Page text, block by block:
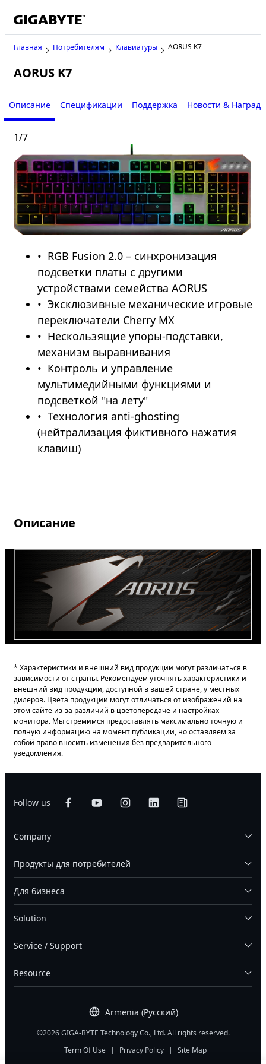
Главная Потребителям Клавиатуры AORUS K7
AORUS K7
Описание Спецификации Поддержка Новости &
1/7
RGB Fusion 2.0 – синхронизация
подсветки платы с другими
устройствами семейства AORUS
Эксклюзивные механические игровые
переключатели Cherry MX
Нескользящие упоры-подставки,
механизм выравнивания
Контроль и управление
мультимедийными функциями и
подсветкой "на лету"
Технология anti-ghosting
(нейтрализация фиктивного нажатия
клавиш)
Описание
* Характеристики и внешний вид продукции могут различаться в
зависимости от страны. Рекомендуем уточнять характеристики и
внешний вид продукции, доступной в вашей стране, у местных
дилеров. Цвета продукции могут отличаться от изображений на
этом сайте из-за различий в цветопередаче и настройках
монитора. Мы стремимся предоставлять максимально точную и
полную информацию на момент публикации, но оставляем за
собой право вносить изменения без предварительного
уведомления.
Follow us
Armenia (Русский)
Company
Продукты для потребителей
Для бизнеса
Solution
Service / Support
Resource
©2026 GIGA-BYTE Technology Co., Ltd. All rights reserved.
Term Of Use
| Privacy Policy | Site Map